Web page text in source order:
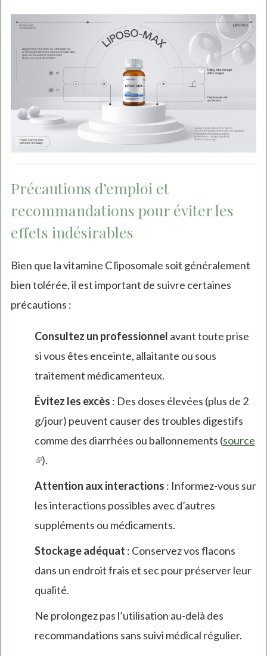
Précautions d’emploi et
recommandations pour éviter les
effets indésirables
Bien que la vitamine C liposomale soit généralement
bien tolérée, il est important de suivre certaines
précautions :
Consultez un professionnel avant toute prise
si vous êtes enceinte, allaitante ou sous
traitement médicamenteux.
Évitez les excès : Des doses élevées (plus de 2
g/jour) peuvent causer des troubles digestifs
comme des diarrhées ou ballonnements (source
(link
is
external)
).
Attention aux interactions : Informez-vous sur
les interactions possibles avec d’autres
suppléments ou médicaments.
Stockage adéquat : Conservez vos flacons
dans un endroit frais et sec pour préserver leur
qualité.
Ne prolongez pas l’utilisation au-delà des
recommandations sans suivi médical régulier.